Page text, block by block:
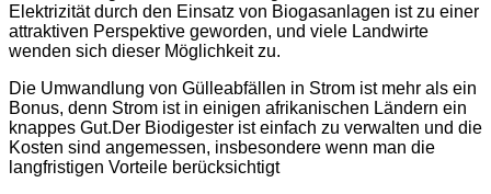
Elektrizität durch den Einsatz von Biogasanlagen ist zu einer
attraktiven Perspektive geworden, und viele Landwirte
wenden sich dieser Möglichkeit zu.
Die Umwandlung von Gülleabfällen in Strom ist mehr als ein
Bonus, denn Strom ist in einigen afrikanischen Ländern ein
knappes Gut.Der Biodigester ist einfach zu verwalten und die
Kosten sind angemessen, insbesondere wenn man die
langfristigen Vorteile berücksichtigt